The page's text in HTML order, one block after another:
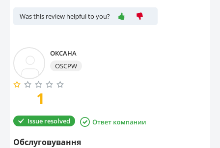
Was this review helpful to you?
ОКСАНА
OSCPW
1
Issue resolved
Обслуговування